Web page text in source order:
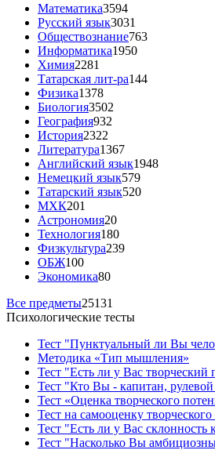
Математика3594
Русский язык3031
Обществознание763
Информатика1950
Химия2281
Татарская лит-ра144
Физика1378
Биология3502
География932
История2322
Литература1367
Английский язык1948
Немецкий язык579
Татарский язык520
МХК201
Астрономия20
Технология180
Физкультура239
ОБЖ100
Экономика80
Все предметы25131
Психологические тесты
Тест "Пунктуальный ли Вы
Методика «Тип мышления»
Тест "Есть ли у Вас творческий
Тест "Кто Вы - капитан,
Тест «Оценка творческого
Тест на самооценку
Тест "Есть ли у Вас склонность
Тест "Насколько Вы